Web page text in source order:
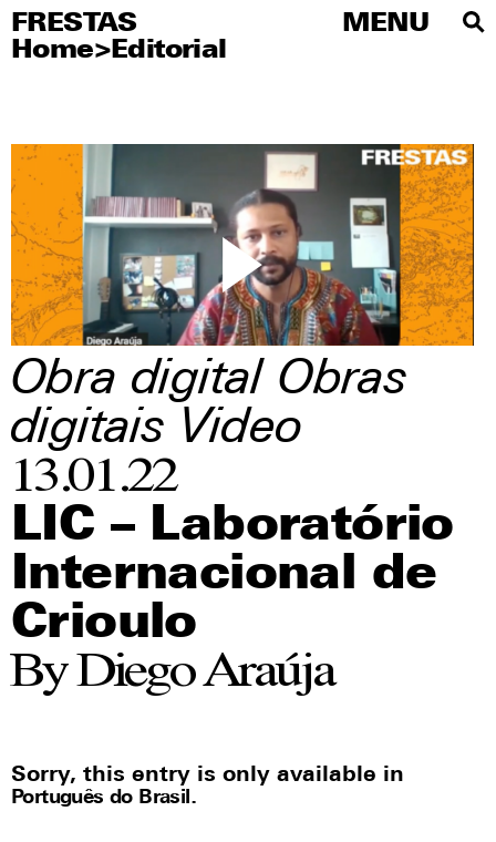
FRESTAS
Home>Editorial
MENU
FRESTAS
MENU
Artists
Editorial
Educational
Publications
Visitations
Press
Social media
Obra digital Obras
digitais Video
13.01.22
LIC – Laboratório
Internacional de
Crioulo
By Diego Araúja
Sorry, this entry is only available in
Português do Brasil.